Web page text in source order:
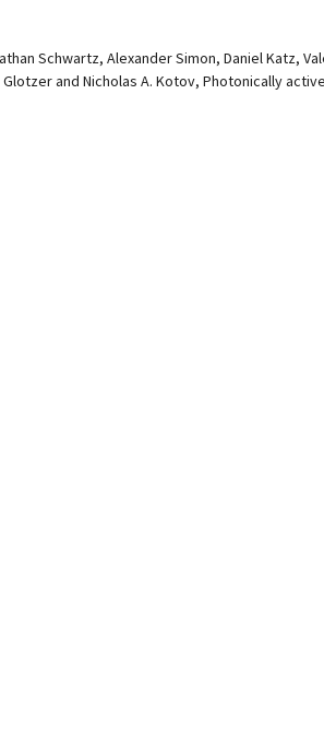
Schwartz, Alexander Simon, Daniel Katz,
Glotzer and Nicholas A. Kotov,Photonically